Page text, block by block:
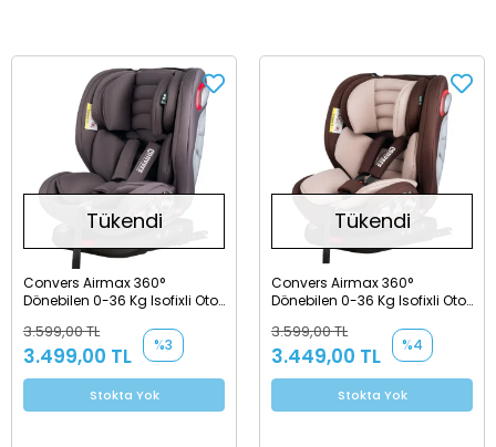
Tükendi
Convers Airmax 360°
Dönebilen 0-36 Kg Isofixli Oto
3.599,00 TL
3.499,00 TL %3
Stokta Yok
Tükendi
Convers Airmax 360°
Dönebilen 0-36 Kg Isofixli Oto
3.599,00 TL
3.449,00 TL %4
Stokta Yok